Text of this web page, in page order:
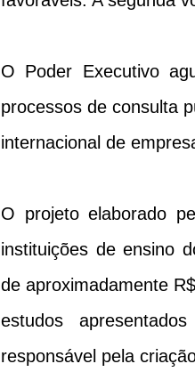
O Poder Executivo
processos de consulta
internacional de
O projeto elaborado
instituições de ensino
de aproximadamente
estudos
responsável pela